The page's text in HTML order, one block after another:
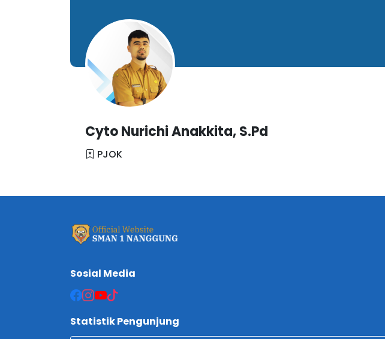
Cyto Nurichi Anakkita, S.Pd
PJOK
Sosial Media
Statistik Pengunjung